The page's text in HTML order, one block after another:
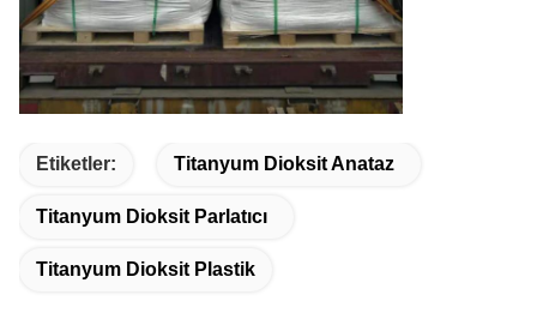
Etiketler: Titanyum Dioksit Anataz
Titanyum Dioksit Parlatıcı
Titanyum Dioksit Plastik